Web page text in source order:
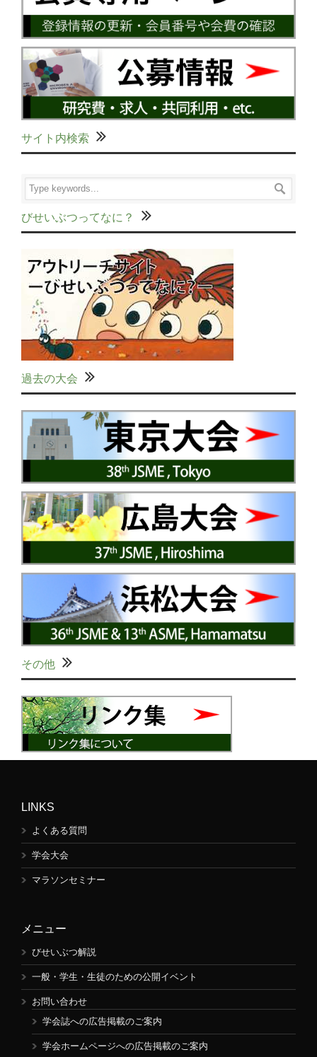
サイト内検索
びせいぶつってなに？
過去の大会
その他
LINKS
よくある質問
学会大会
マラソンセミナー
メニュー
びせいぶつ解説
一般・学生・生徒のための公開イベント
お問い合わせ
学会誌への広告掲載のご案内
学会ホームページへの広告掲載のご案内